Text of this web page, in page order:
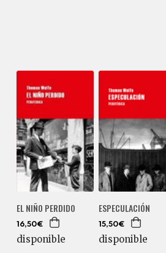
EL NIÑO PERDIDO
16,50€
disponible
ESPECULACIÓN
15,50€
disponible